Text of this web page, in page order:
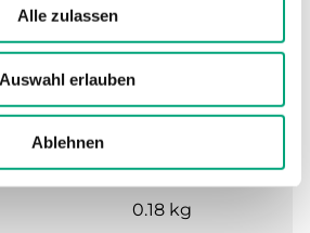
Alle zulassen
Auswahl erlauben
Ablehnen
0.18 kg